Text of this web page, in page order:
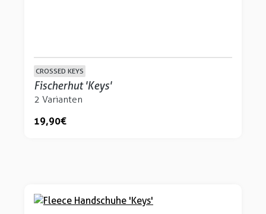
CROSSED KEYS
Fischerhut 'Keys'
2 Varianten
19,90 €